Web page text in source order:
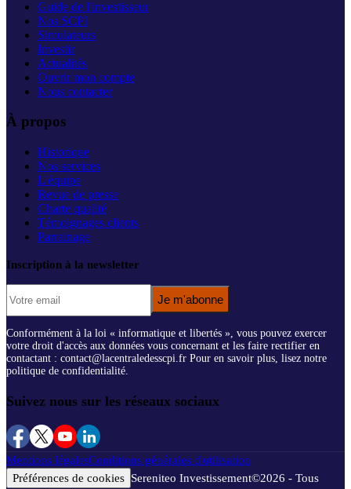
Guide de l'investisseur
Nos SCPI
Simulateurs
Investir
Actualités
Ouvrir mon compte
Nous contacter
À propos
Historique
Nos services
L'équipe
Revue de presse
Charte qualité
Témoignages clients
Parrainage
Inscription à la newsletter
Je m'abonne
Conformément à la loi « informatique et libertés », vous pouvez exercer
votre droit d'accès aux données vous concernant et les faire rectifier en
contactant : contact@lacentraledesscpi.fr Pour en savoir plus, lisez notre
politique de confidentialité.
Suivez nous sur les réseaux sociaux
Mentions légalesConditions générales d'utilisation
Préférences de cookies Sereniteo Investissement©2026 - Tous